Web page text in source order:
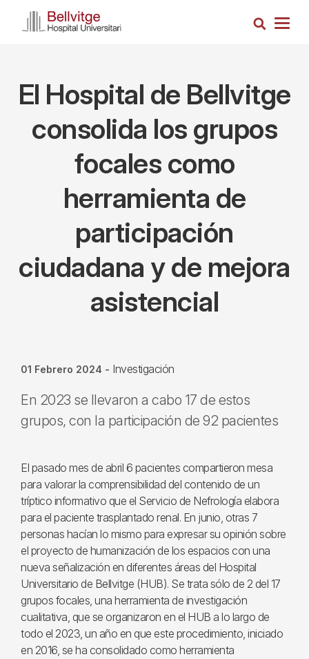
Busca
El Hospital de Bellvitge
consolida los grupos
focales como
herramienta de
participación
ciudadana y de mejora
asistencial
01 Febrero 2024 - Investigación
En 2023 se llevaron a cabo 17 de estos
grupos, con la participación de 92 pacientes
El pasado mes de abril 6 pacientes compartieron mesa
para valorar la comprensibilidad del contenido de un
tríptico informativo que el Servicio de Nefrología elabora
para el paciente trasplantado renal. En junio, otras 7
personas hacían lo mismo para expresar su opinión sobre
el proyecto de humanización de los espacios con una
nueva señalización en diferentes áreas del Hospital
Universitario de Bellvitge (HUB). Se trata sólo de 2 del 17
grupos focales, una herramienta de investigación
cualitativa, que se organizaron en el HUB a lo largo de
todo el 2023, un año en que este procedimiento, iniciado
en 2016, se ha consolidado como herramienta